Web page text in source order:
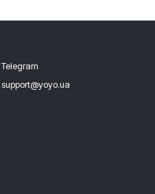
Telegram
support@yoyo.ua